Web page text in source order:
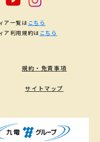
規約・免責事項
サイトマップ
ア一覧は こちら
ア利用規約は こちら